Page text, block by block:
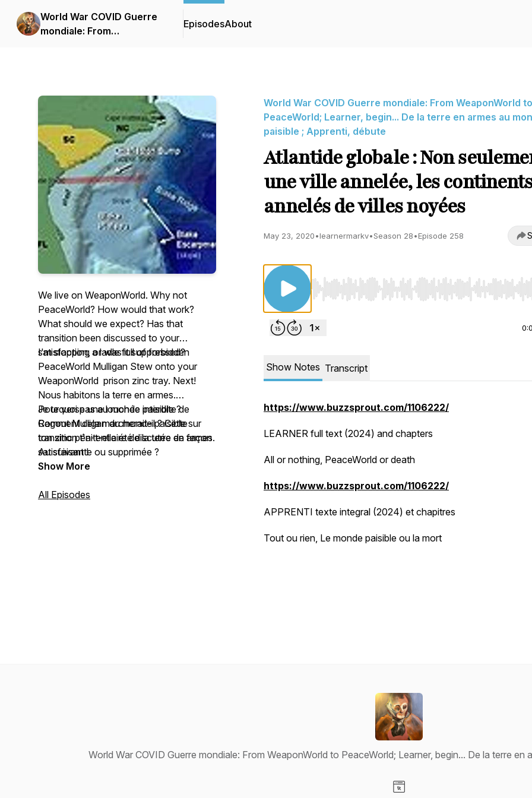
World War COVID Guerre
mondiale: From
EpisodesAbout
We live on WeaponWorld. Why not
PeaceWorld? How would that work?
What should we expect? Has that
transition been discussed to your
satisfaction, or was it suppressed?
I'm slopping a ladle full of forbidden
PeaceWorld Mulligan Stew onto your
WeaponWorld prison zinc tray. Next!
Nous habitons la terre en armes.
Pourquoi pas au monde paisible ?
Comment cela marcherait-il ? Cette
transition t'a-t-elle été discutée de façon
satisfaisante ou supprimée ?
Je te verse une louchée interdite de
Ragout Mulligan du monde paisible sur
ton zinc pénitentiaire de la terre en armes.
Au suivant !
Show More
All Episodes
World War COVID Guerre mondiale: From WeaponWorld to
PeaceWorld; Learner, begin... De la terre en armes au
paisible ; Apprenti, débute
Atlantide globale : Non
une ville annelée, les
annelés de villes noyées
May 23, 2020•learnermarkv•Season 28•Episode 258
Use Left/Right to seek, Home/End to jump to start
Show Notes Transcript
https://www.buzzsprout.com/1106222/
LEARNER full text (2024) and chapters
All or nothing, PeaceWorld or death
https://www.buzzsprout.com/1106222/
APPRENTI texte integral (2024) et chapitres
Tout ou rien, Le monde paisible ou la mort
World War COVID Guerre mondiale: From WeaponWorld to PeaceWorld; Learner, begin... De la terre en